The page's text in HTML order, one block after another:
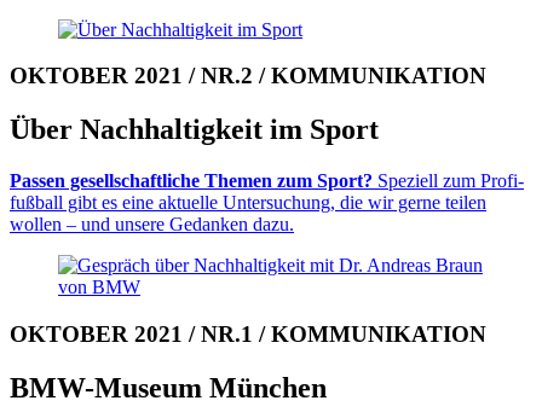
OKTOBER 2021 / NR.2 / KOMMUNIKATION
Über Nachhaltigkeit im Sport
Passen gesellschaftliche Themen zum Sport? Speziell zum Profi­
fuß­ball gibt es eine aktuelle Untersuchung, die wir gerne teilen
wollen – und unsere Gedanken dazu.
OKTOBER 2021 / NR.1 / KOMMUNIKATION
BMW-Museum München